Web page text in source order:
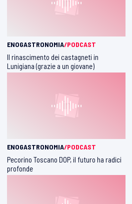
ENOGASTRONOMIA/PODCAST
Il rinascimento dei castagneti in
Lunigiana (grazie a un giovane)
ENOGASTRONOMIA/PODCAST
Pecorino Toscano DOP, il futuro ha radici
profonde